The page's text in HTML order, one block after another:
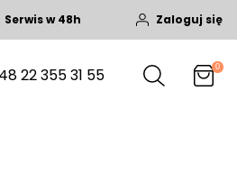
Serwis w 48h Zaloguj się
22 355 31 55 0